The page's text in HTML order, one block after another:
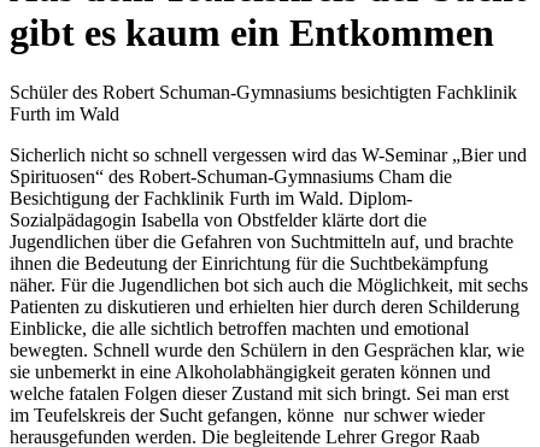
gibt es kaum ein Entkommen
Schüler des Robert Schuman-Gymnasiums besichtigten Fachklinik
Furth im Wald
Sicherlich nicht so schnell vergessen wird das W-Seminar „Bier und
Spirituosen“ des Robert-Schuman-Gymnasiums Cham die
Besichtigung der Fachklinik Furth im Wald. Diplom-
Sozialpädagogin Isabella von Obstfelder klärte dort die
Jugendlichen über die Gefahren von Suchtmitteln auf, und brachte
ihnen die Bedeutung der Einrichtung für die Suchtbekämpfung
näher. Für die Jugendlichen bot sich auch die Möglichkeit, mit sechs
Patienten zu diskutieren und erhielten hier durch deren Schilderung
Einblicke, die alle sichtlich betroffen machten und emotional
bewegten. Schnell wurde den Schülern in den Gesprächen klar, wie
sie unbemerkt in eine Alkoholabhängigkeit geraten können und
welche fatalen Folgen dieser Zustand mit sich bringt. Sei man erst
im Teufelskreis der Sucht gefangen, könne nur schwer wieder
herausgefunden werden. Die begleitende Lehrer Gregor Raab